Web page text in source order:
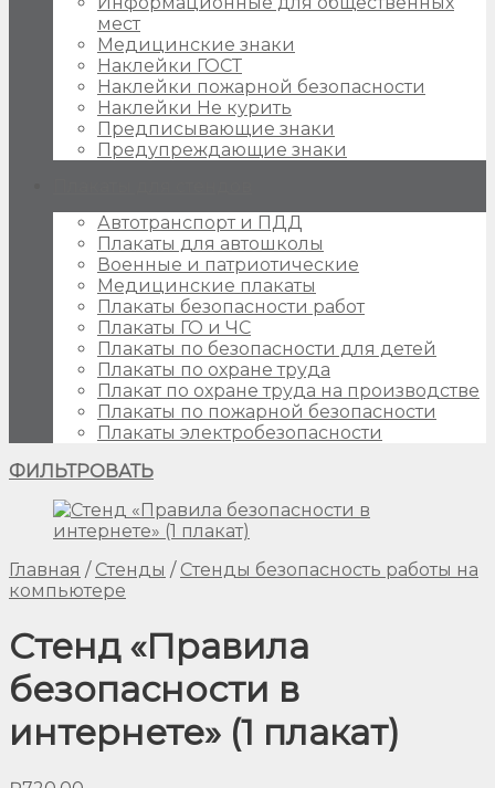
мест
Медицинские знаки
Наклейки ГОСТ
Наклейки пожарной безопасности
Наклейки Не курить
Предписывающие знаки
Предупреждающие знаки
Автотранспорт и ПДД
Плакаты для автошколы
Военные и патриотические
Медицинские плакаты
Плакаты безопасности работ
Плакаты ГО и ЧС
Плакаты по безопасности для детей
Плакаты по охране труда
Плакат по охране труда на производстве
Плакаты по пожарной безопасности
Плакаты электробезопасности
ФИЛЬТРОВАТЬ
Главная / Стенды / Стенды безопасность работы на
компьютере
Стенд «Правила
безопасности в
интернете» (1 плакат)